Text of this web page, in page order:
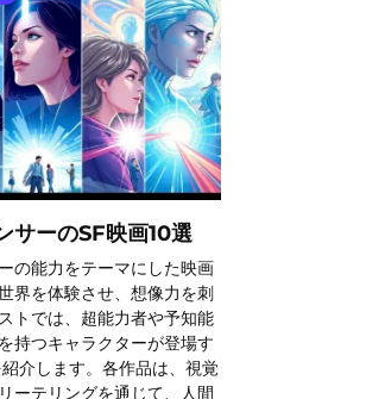
サーのSF映画10選
の能力をテーマにした映画
界を体験させ、想像力を刺
トでは、超能力者や予知能
持つキャラクターが登場す
介します。各作品は、視覚
ーテリングを通じて、人間